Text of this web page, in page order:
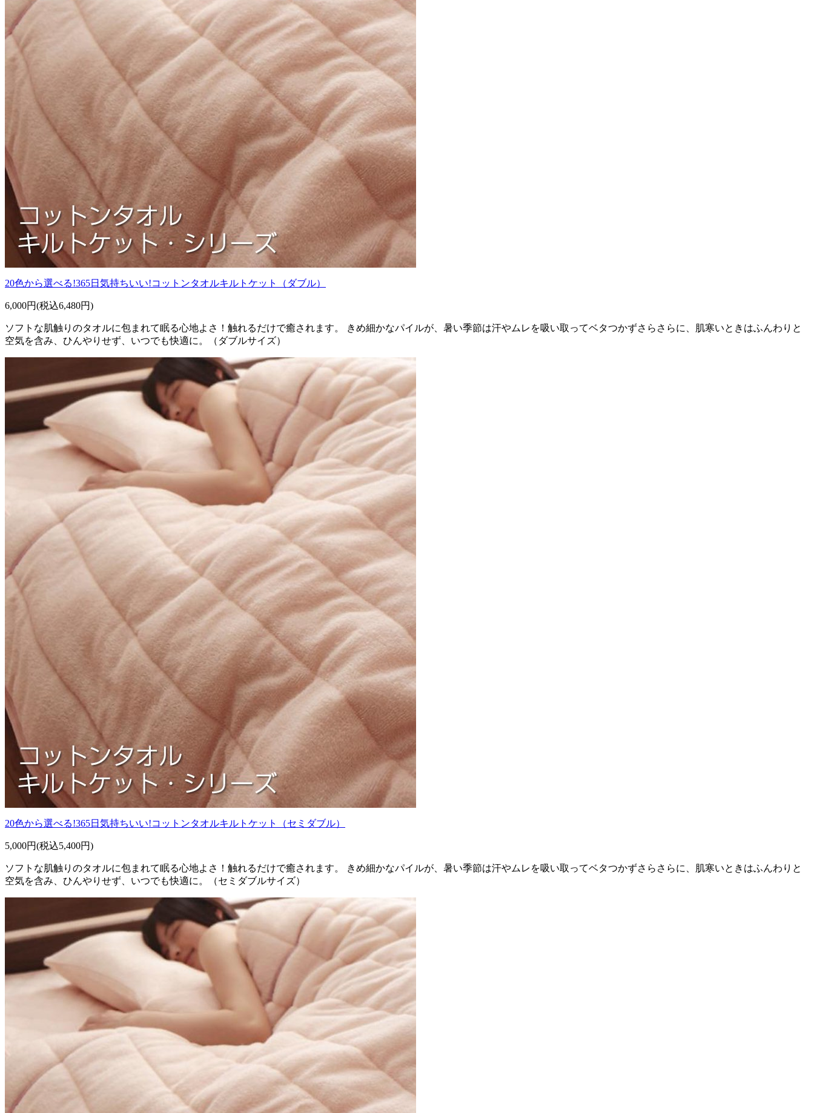
20色から選べる!365日気持ちいい!コットンタオルキルトケット（ダブル）
6,000円(税込6,480円)
ソフトな肌触りのタオルに包まれて眠る心地よさ！触れるだけで癒されます。 きめ細かなパイルが、暑い季節は汗やムレを吸い取ってベタつかずさらさらに、肌寒いときはふんわりと
空気を含み、ひんやりせず、いつでも快適に。（ダブルサイズ）
20色から選べる!365日気持ちいい!コットンタオルキルトケット（セミダブル）
5,000円(税込5,400円)
ソフトな肌触りのタオルに包まれて眠る心地よさ！触れるだけで癒されます。 きめ細かなパイルが、暑い季節は汗やムレを吸い取ってベタつかずさらさらに、肌寒いときはふんわりと
空気を含み、ひんやりせず、いつでも快適に。（セミダブルサイズ）